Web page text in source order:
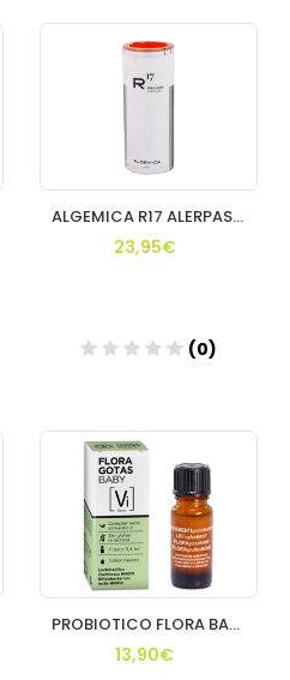
Añadir
ALGEMICA R17 ALERPASIT CAPSULAS
23,95€
(0)
Añadir
PROBIOTICO FLORA BABY GOTAS 54 ML UNIFARCO
13,90€